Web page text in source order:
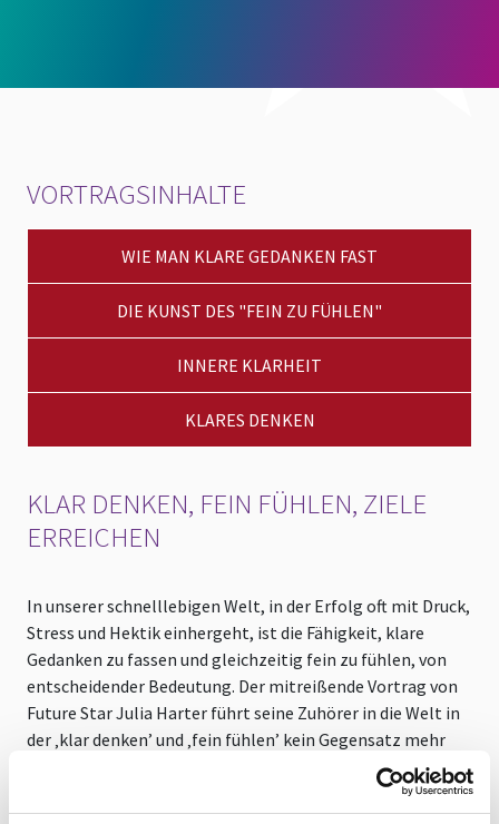
VORTRAGSINHALTE
WIE MAN KLARE GEDANKEN FAST
DIE KUNST DES "FEIN ZU FÜHLEN"
INNERE KLARHEIT
KLARES DENKEN
KLAR DENKEN, FEIN FÜHLEN, ZIELE
ERREICHEN
In unserer schnelllebigen Welt, in der Erfolg oft mit Druck,
Stress und Hektik einhergeht, ist die Fähigkeit, klare
Gedanken zu fassen und gleichzeitig fein zu fühlen, von
entscheidender Bedeutung. Der mitreißende Vortrag von
Future Star Julia Harter führt seine Zuhörer in die Welt in
der ‚klar denken’ und ‚fein fühlen’ kein Gegensatz mehr
Neben praktischen Beispielen und bewährten Strategien